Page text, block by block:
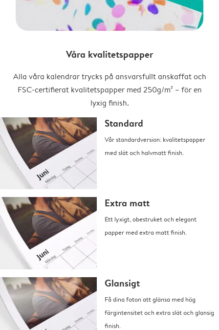
Våra kvalitetspapper
Alla våra kalendrar trycks på ansvarsfullt anskaffat och
FSC-certifierat kvalitetspapper med 250g/m² – för en
lyxig finish.
Standard
Vår standardversion: kvalitetspapper
med slät och halvmatt finish.
Extra matt
Ett lyxigt, obestruket och elegant
papper med extra matt finish.
Glansigt
Få dina foton att glänsa med hög
färgintensitet och extra slät och glansig
finish.